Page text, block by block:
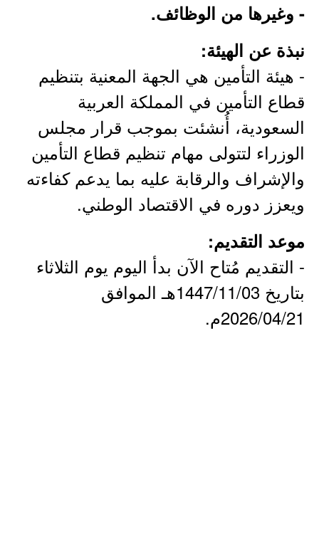
- وغيرها من الوظائف.
نبذة عن الهيئة:
- هيئة التأمين هي الجهة المعنية بتنظيم
قطاع التأمين في المملكة العربية
السعودية، أُنشئت بموجب قرار مجلس
الوزراء لتتولى مهام تنظيم قطاع التأمين
والإشراف والرقابة عليه بما يدعم كفاءته
ويعزز دوره في الاقتصاد الوطني.
موعد التقديم:
- التقديم مُتاح الآن بدأ اليوم يوم الثلاثاء
بتاريخ 1447/11/03هـ الموافق
2026/04/21م.